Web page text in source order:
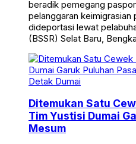
beradik pemegang
pelanggaran
dideportasi lewat
(BSSR) Selat Baru,
Detak Dumai
Ditemukan Satu
Tim Yustisi Dumai
Mesum